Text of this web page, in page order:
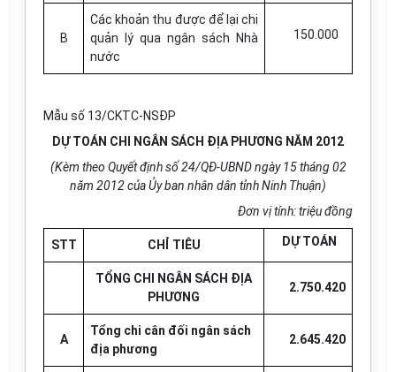
B
Các khoản thu được để lại chi
quản lý qua ngân sách Nhà
nước
150.000
Mẫu số 13/CKTC-NSĐP
DỰ TOÁN CHI NGÂN SÁCH ĐỊA PHƯƠNG NĂM 2012
(Kèm theo Quyết định số 24/QĐ-UBND ngày 15 tháng 02
năm 2012 của Ủy ban nhân dân tỉnh Ninh Thuận)
Đơn vị tính: triệu đồng
STT CHỈ TIÊU DỰ TOÁN
TỔNG CHI NGÂN SÁCH ĐỊA
PHƯƠNG
2.750.420
A
Tổng chi cân đối ngân sách
địa phương
2.645.420